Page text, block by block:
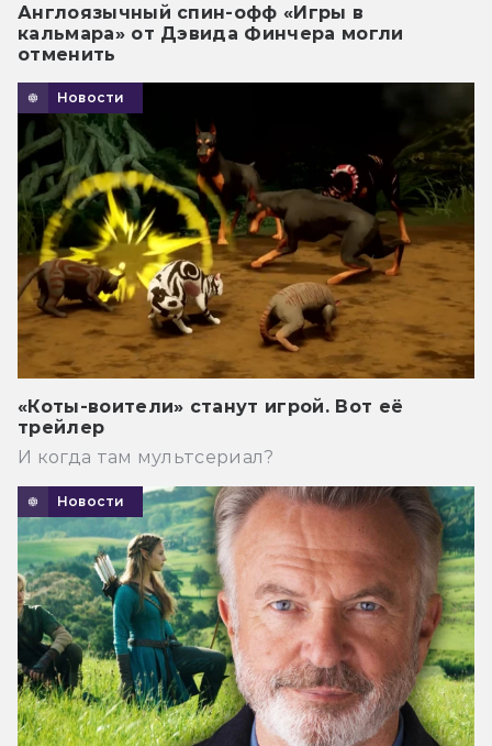
Англоязычный спин-офф «Игры в
кальмара» от Дэвида Финчера могли
отменить
Новости
«Коты-воители» станут игрой. Вот её
трейлер
И когда там мультсериал?
Новости